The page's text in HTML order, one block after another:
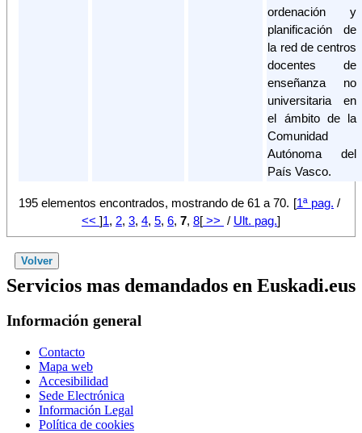
ordenación y
planificación de
la red de centros
docentes de
enseñanza no
universitaria en
el ámbito de la
Comunidad
Autónoma del
País Vasco.
195 elementos encontrados, mostrando de 61 a 70. [1ª pag. /
<< ]1, 2, 3, 4, 5, 6, 7, 8[ >> / Ult. pag.]
Servicios mas demandados en Euskadi.eus
Información general
Contacto
Mapa web
Accesibilidad
Sede Electrónica
Información Legal
Política de cookies